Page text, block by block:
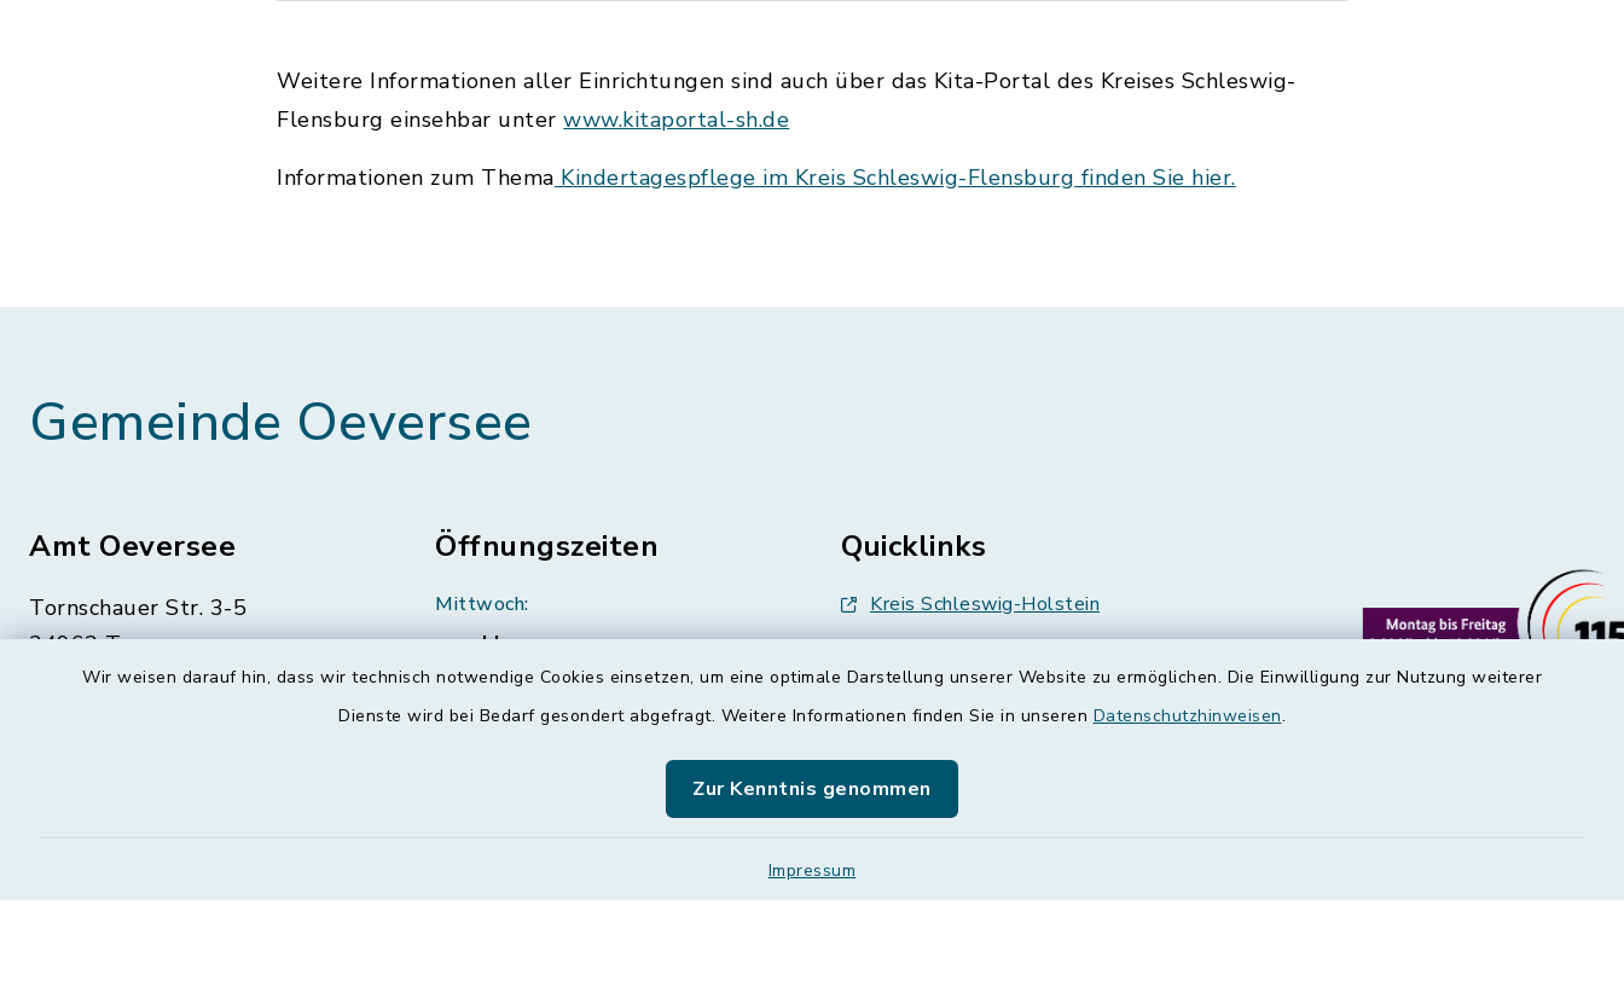
Wir weisen darauf hin, dass wir technisch notwendige Cookies einsetzen, um eine optimale Darstellung unserer Website zu ermöglichen. Die Einwilligung zur Nutzung weiterer
Dienste wird bei Bedarf gesondert abgefragt. Weitere Informationen finden Sie in unseren Datenschutzhinweisen.
Zur Kenntnis genommen
Impressum
Weitere Informationen aller Einrichtungen sind auch über das Kita-Portal des Kreises Schleswig-
Flensburg einsehbar unterwww.kitaportal-sh.de
Informationen zum Thema Kindertagespflege im Kreis Schleswig-Flensburg finden Sie hier.
Gemeinde Oeversee
Amt Oeversee
Tornschauer Str. 3-5
24963 Tarp
Öffnungszeiten
Mittwoch:
geschlossen
Freitag:
Quicklinks
Kreis Schleswig-Holstein
Grünes Binnenland
Treenespiegel
Schulverband Sieverstedt